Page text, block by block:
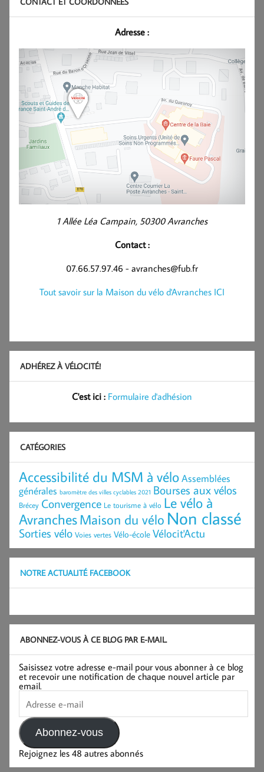
Adresse :
1 Allée Léa Campain, 50300 Avranches
Contact :
07.66.57.97.46 - avranches@fub.fr
Tout savoir sur la Maison du vélo d'Avranches ICI
ADHÉREZ À VÉLOCITÉ!
C'est ici : Formulaire d'adhésion
CATÉGORIES
Accessibilité du MSM à véloAssemblées
générales baromètre des villes cyclables 2021 Bourses aux vélos
Brécey Convergence Le tourisme à vélo Le vélo à
AvranchesMaison du vélo Non classé
Sorties vélo Voies vertes Vélo-école Vélocit'Actu
NOTRE ACTUALITÉ FACEBOOK
ABONNEZ-VOUS À CE BLOG PAR E-MAIL.
Saisissez votre adresse e-mail pour vous abonner à ce blog
et recevoir une notification de chaque nouvel article par
email.
Adresse
e-
mail
Abonnez-vous
Rejoignez les 48 autres abonnés